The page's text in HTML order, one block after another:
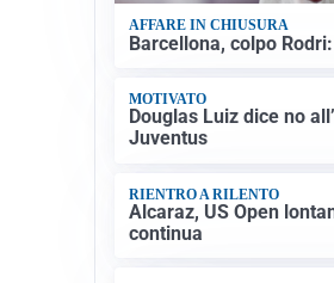
AFFARE IN CHIUSURA
Barcellona, colpo
MOTIVATO
Douglas Luiz dice no
Juventus
RIENTRO A RILENTO
Alcaraz, US Open
continua